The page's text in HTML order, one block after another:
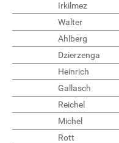
Irkilmez
Walter
Ahlberg
Dzierzenga
Heinrich
Gallasch
Reichel
Michel
Rott